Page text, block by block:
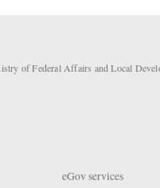
of Federal Affairs and Local
eGov services